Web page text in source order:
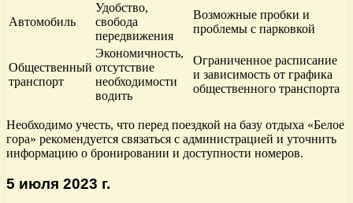
Автомобиль
Удобство,
свобода
передвижения
Возможные пробки и
проблемы с парковкой
Общественный
транспорт
Экономичность,
отсутствие
необходимости
водить
Ограниченное расписание
и зависимость от графика
общественного транспорта
Необходимо учесть, что перед поездкой на базу отдыха «Белое
гора» рекомендуется связаться с администрацией и уточнить
информацию о бронировании и доступности номеров.
5 июля 2023 г.